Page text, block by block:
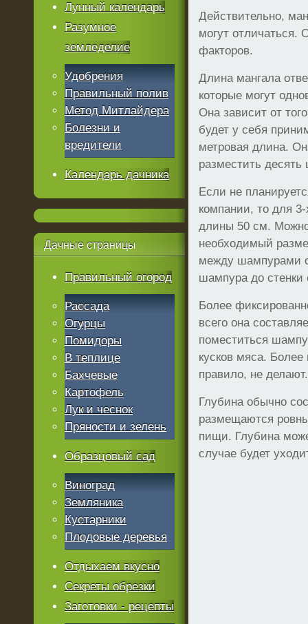
Действительно,
могут отличаться.
факторов.
Длина мангала
которые могут
Она зависит от
будет у себя
метровая длина.
разместить
Если не
компании, то для
длины 50 см.
необходимый
между шампурами
шампура до стенки
Более
всего она
поместиться
кусков мяса.
правило, не
Глубина обычно
размещаются
пищи. Глубина
случае будет
Лунный календарь
Разумное
земледелие
Удобрения
Правильный полив
Метод Митлайдера
Болезни и
вредители
Календарь дачника
Дачные страницы
Правильный огород
Рассада
Огурцы
Помидоры
В теплице
Бахчевые
Картофель
Лук и чеснок
Пряности и зелень
Образцовый сад
Виноград
Земляника
Кустарники
Плодовые деревья
Отдыхаем вкусно
Секреты обрезки
Заготовки - рецепты